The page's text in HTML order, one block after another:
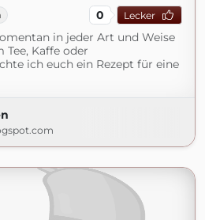
0 Lecker
in jeder Art und Weise
Tee, Kaffe oder
ich euch ein Rezept für eine